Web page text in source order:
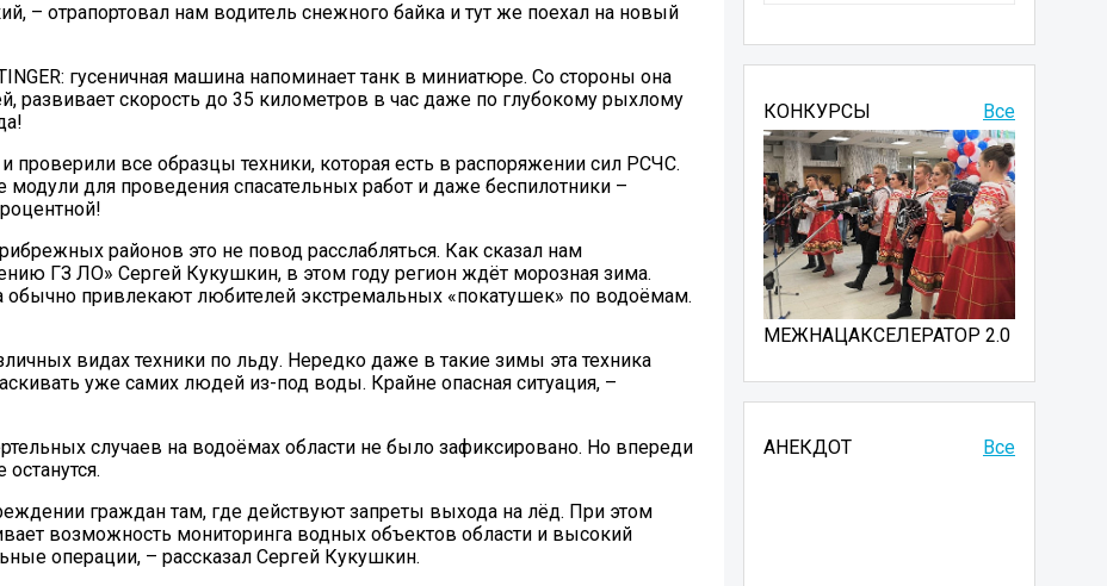
– отрапортовал нам водитель снежного байка и тут же поехал на новый
гусеничная машина напоминает танк в миниатюре. Со стороны она
развивает скорость до 35 километров в час даже по глубокому рыхлому
проверили все образцы техники, которая есть в распоряжении сил РСЧС.
для проведения спасательных работ и даже беспилотники –
районов это не повод расслабляться. Как сказал нам
ГЗ ЛО» Сергей Кукушкин, в этом году регион ждёт морозная зима.
обычно привлекают любителей экстремальных «покатушек» по водоёмам.
видах техники по льду. Нередко даже в такие зимы эта техника
уже самих людей из-под воды. Крайне опасная ситуация, –
случаев на водоёмах области не было зафиксировано. Но впереди
граждан там, где действуют запреты выхода на лёд. При этом
возможность мониторинга водных объектов области и высокий
операции, – рассказал Сергей Кукушкин.
Все
КОНКУРСЫ
МЕЖНАЦАКСЕЛЕРАТОР 2.0
АНЕКДОТ Все